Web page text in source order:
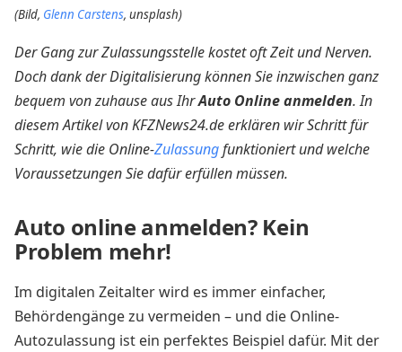
(Bild, Glenn Carstens, unsplash)
Der Gang zur Zulassungsstelle kostet oft Zeit und Nerven.
Doch dank der Digitalisierung können Sie inzwischen ganz
bequem von zuhause aus IhrAuto Online anmelden. In
diesem Artikel von KFZNews24.de erklären wir Schritt für
Schritt, wie die Online-Zulassungfunktioniert und welche
Voraussetzungen Sie dafür erfüllen müssen.
Auto online anmelden? Kein
Problem mehr!
Im digitalen Zeitalter wird es immer einfacher,
Behördengänge zu vermeiden – und die Online-
Autozulassung ist ein perfektes Beispiel dafür. Mit der